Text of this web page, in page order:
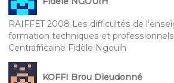
RAIFFET 2008 Les difficultés de
formation techniques et
Centrafricaine Fidèle Ngouih
KOFFI Brou Dieudonné